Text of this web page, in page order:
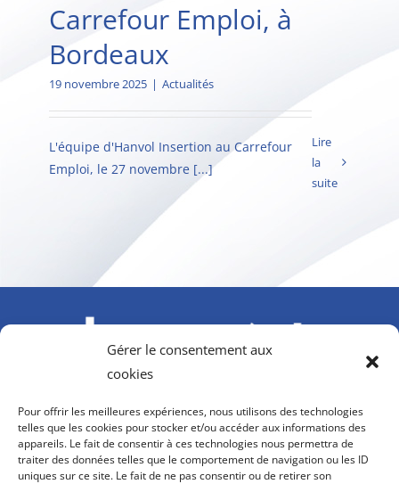
Gérer le consentement aux
cookies
Pour offrir les meilleures expériences, nous utilisons des technologies
telles que les cookies pour stocker et/ou accéder aux informations des
appareils. Le fait de consentir à ces technologies nous permettra de
traiter des données telles que le comportement de navigation ou les ID
uniques sur ce site. Le fait de ne pas consentir ou de retirer son
Carrefour Emploi, à
Bordeaux
19 novembre 2025 | Actualités
L'équipe d'Hanvol Insertion au Carrefour
Emploi, le 27 novembre [...]
Lire
la
suite
Howmet Aerospace Foundation et OPCO 2i
contact@hanvol-insertion.aero